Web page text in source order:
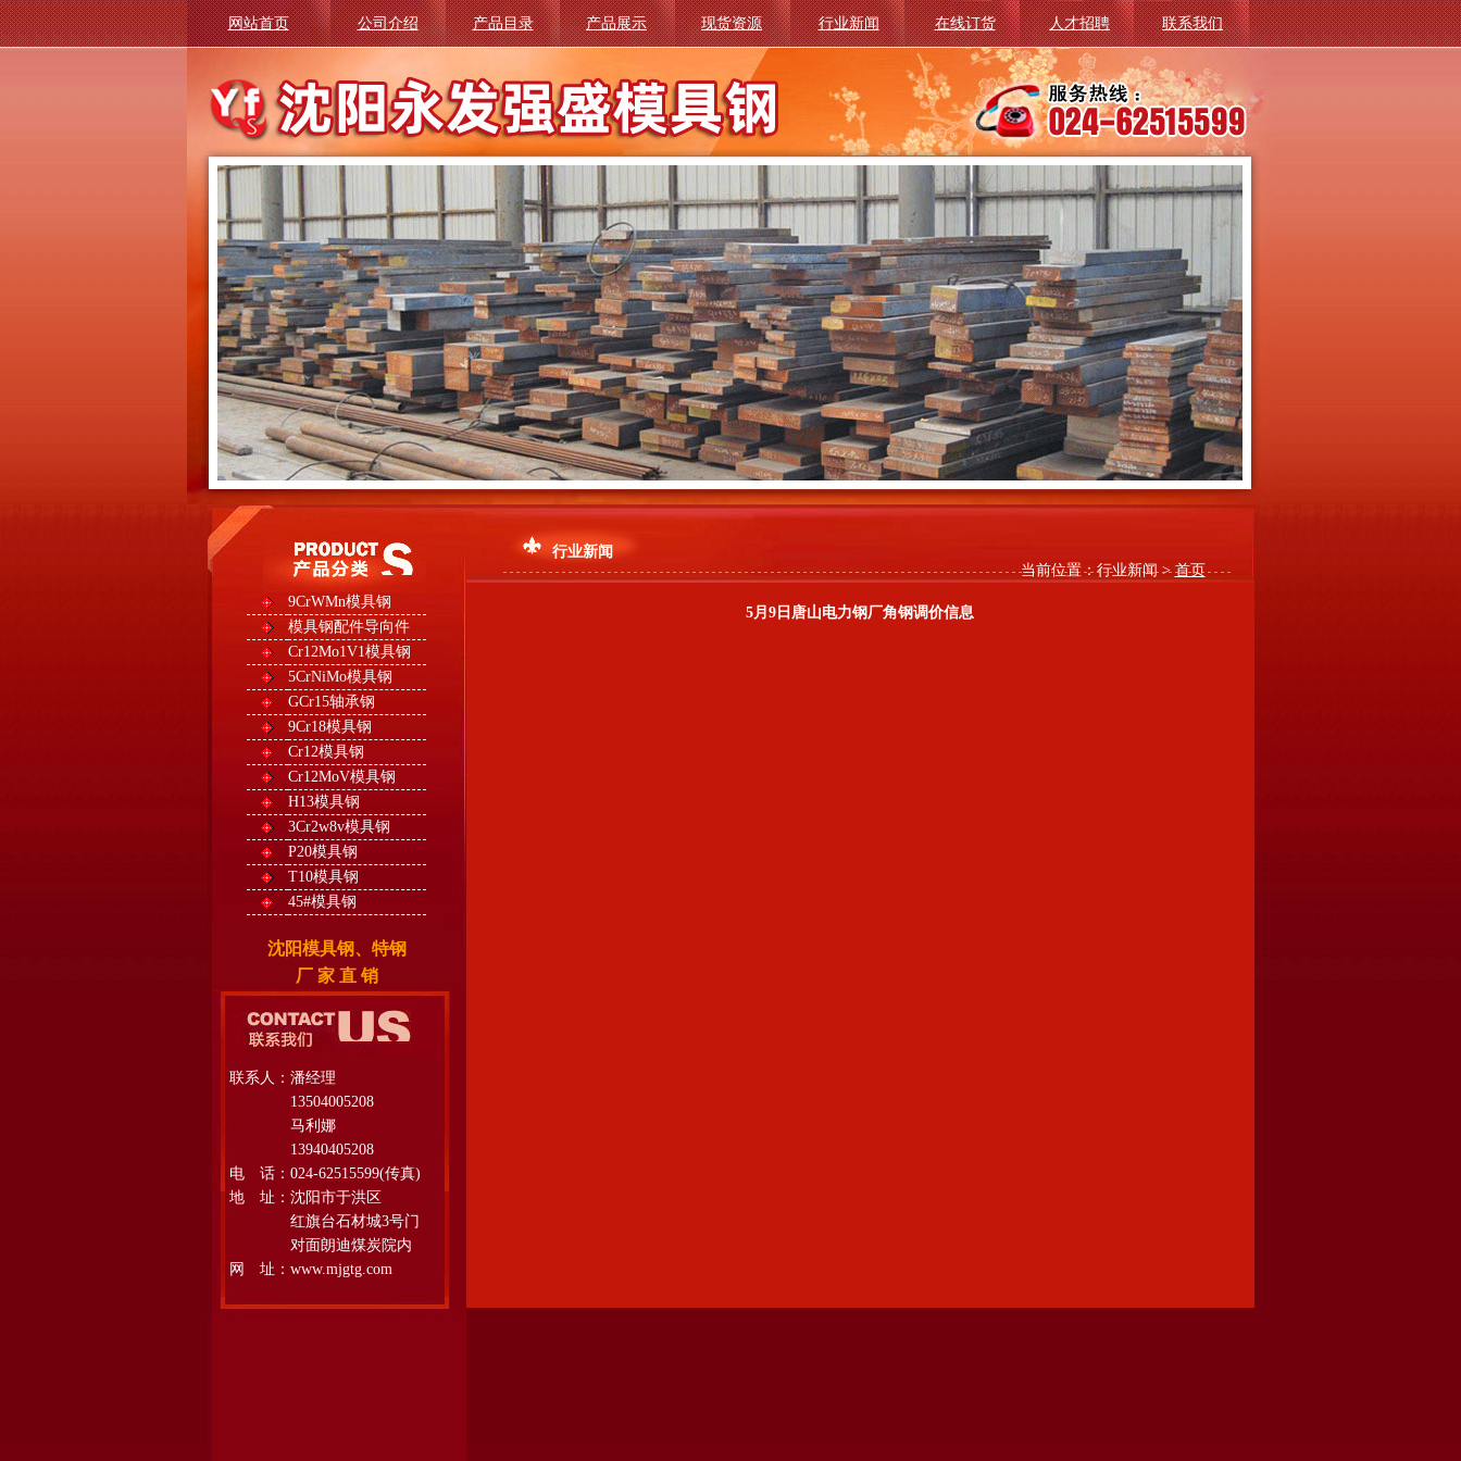
网站首页 公司介绍 产品目录 产品展示 现货资源 行业新闻 在线订货 人才招聘 联系我们
9CrWMn模具钢
模具钢配件导向件
Cr12Mo1V1模具钢
5CrNiMo模具钢
GCr15轴承钢
9Cr18模具钢
Cr12模具钢
Cr12MoV模具钢
H13模具钢
3Cr2w8v模具钢
P20模具钢
T10模具钢
45#模具钢
沈阳模具钢、特钢
厂 家 直 销
联系人：潘经理
13504005208
马利娜
13940405208
电 话：024-62515599(传真)
地 址：沈阳市于洪区
红旗台石材城3号门
对面朗迪煤炭院内
网 址：www.mjgtg.com
行业新闻
当前位置：行业新闻 > 首页
5月9日唐山电力钢厂角钢调价信息